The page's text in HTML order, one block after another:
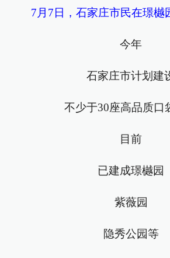
7月7日，石家庄市民在璟樾
今年
石家庄市计划建
不少于30座高品质口
目前
已建成璟樾园
紫薇园
隐秀公园等